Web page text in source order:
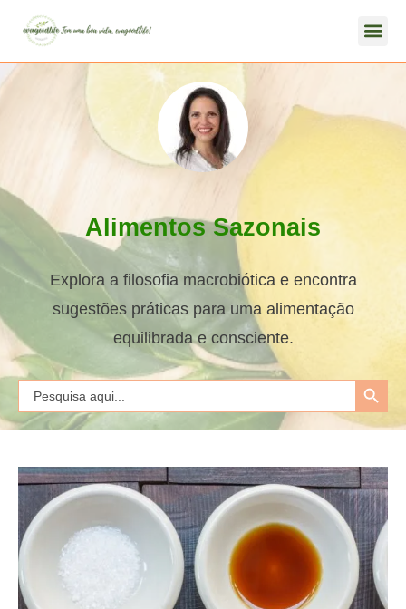
Alimentos Sazonais
Explora a filosofia macrobiótica e encontra
sugestões práticas para uma alimentação
equilibrada e consciente.
Search
for:
Search Button